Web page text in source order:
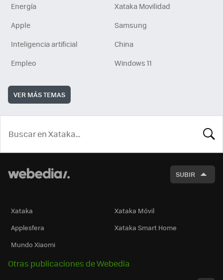
Energía
Xataka Movilidad
Apple
Samsung
Inteligencia artificial
China
Empleo
Windows 11
VER MÁS TEMAS
SUBIR
Xataka
Xataka Móvil
Applesfera
Xataka Smart Home
Mundo Xiaomi
Otras publicaciones de Webedia